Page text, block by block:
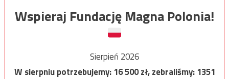
Wspieraj Fundację Magna Polonia!
Sierpień 2026
W sierpniu potrzebujemy:16 500zł, zebraliśmy:1351